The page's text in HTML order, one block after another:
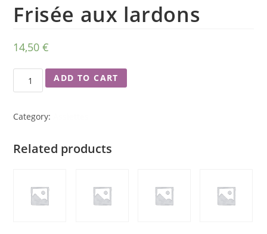
Frisée aux lardons
14,50€
ADD TO CART
Category:
Related products